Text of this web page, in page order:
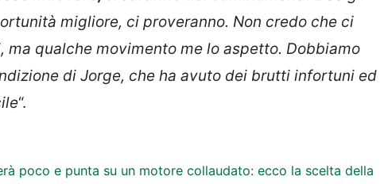
migliore, ci proveranno. Non credo che ci
ma qualche movimento me lo aspetto. Dobbiamo
di Jorge, che ha avuto dei brutti infortuni ed
“.
poco e punta su un motore collaudato: ecco la scelta della